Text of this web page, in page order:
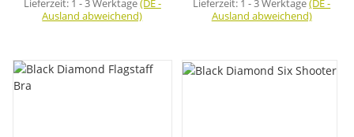
Lieferzeit: 1 - 3 Werktage(DE -
Ausland abweichend)
Lieferzeit: 1 - 3 Werktage(DE -
Ausland abweichend)